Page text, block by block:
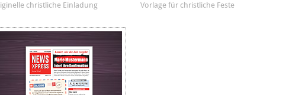
christliche Einladung Vorlage für christliche Feste